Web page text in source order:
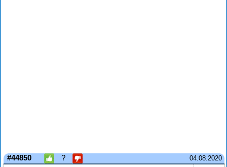
04.08.2020
#44850 ?